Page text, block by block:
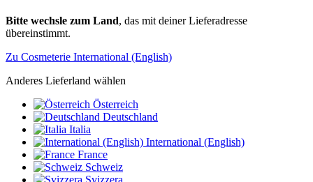
Bitte wechsle zum Land, das mit deiner Lieferadresse
übereinstimmt.
Zu Cosmeterie International (English)
Anderes Lieferland wählen
Österreich
Deutschland
Italia
International (English)
France
Schweiz
Svizzera